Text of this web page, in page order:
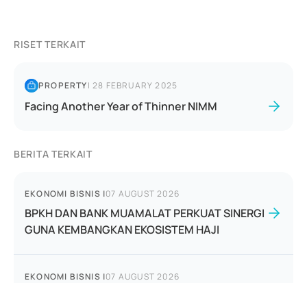
RISET TERKAIT
PROPERTY|28 FEBRUARY 2025
Facing Another Year of Thinner NIMM
BERITA TERKAIT
EKONOMI BISNIS |07 AUGUST 2026
BPKH DAN BANK MUAMALAT PERKUAT SINERGI
GUNA KEMBANGKAN EKOSISTEM HAJI
EKONOMI BISNIS |07 AUGUST 2026